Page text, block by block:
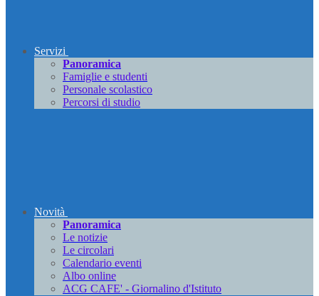
Servizi
Panoramica
Famiglie e studenti
Personale scolastico
Percorsi di studio
Novità
Panoramica
Le notizie
Le circolari
Calendario eventi
Albo online
ACG CAFE' - Giornalino d'Istituto